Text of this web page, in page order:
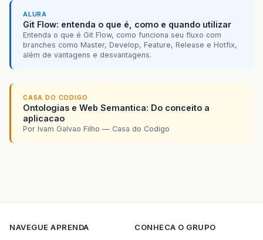
ALURA
Git Flow: entenda o que é, como e quando utilizar
Entenda o que é Git Flow, como funciona seu fluxo com
branches como Master, Develop, Feature, Release e Hotfix,
além de vantagens e desvantagens.
CASA DO CODIGO
Ontologias e Web Semantica: Do conceito a
aplicacao
Por Ivam Galvao Filho — Casa do Codigo
NAVEGUE APRENDA CONHECA O GRUPO